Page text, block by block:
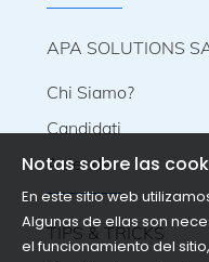
APA SOLUTIONS
Chi Siamo?
Candidati
Aziende
TIPS & TRICKS
Notas sobre las
En este sitio web
Algunas de ellas son
el funcionamiento del